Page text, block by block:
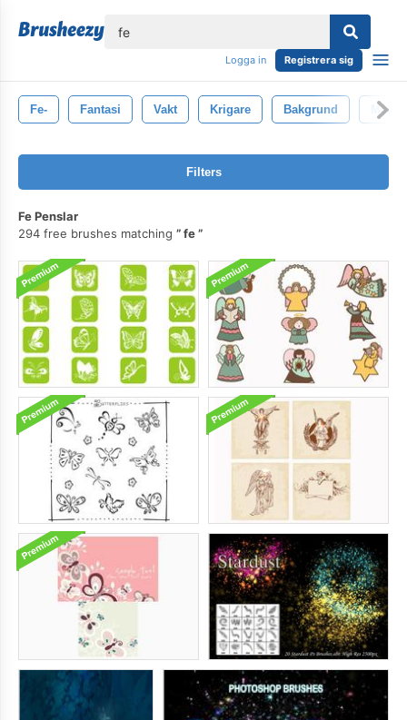
Logga in Registrera sig
Fe- Fantasi Vakt Krigare Bakgrund Man
Filters
Fe Penslar
294 free brushes matching
fe